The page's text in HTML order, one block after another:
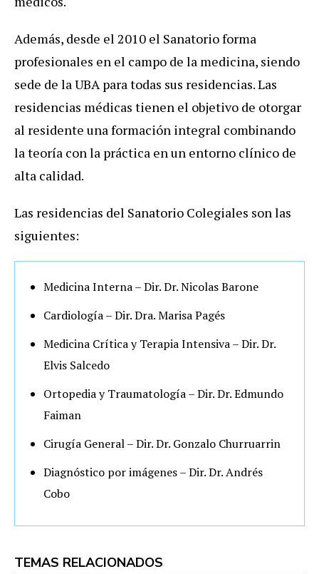
Además, desde el 2010 el Sanatorio forma
profesionales en el campo de la medicina, siendo
sede de la UBA para todas sus residencias. Las
residencias médicas tienen el objetivo de otorgar
al residente una formación integral combinando
la teoría con la práctica en un entorno clínico de
alta calidad.
Las residencias del Sanatorio Colegiales son las
siguientes:
Medicina Interna – Dir. Dr. Nicolas Barone
Cardiología – Dir. Dra. Marisa Pagés
Medicina Crítica y Terapia Intensiva – Dir. Dr.
Elvis Salcedo
Ortopedia y Traumatología – Dir. Dr. Edmundo
Faiman
Cirugía General – Dir. Dr. Gonzalo Churruarrin
Diagnóstico por imágenes – Dir. Dr. Andrés
Cobo
TEMAS RELACIONADOS